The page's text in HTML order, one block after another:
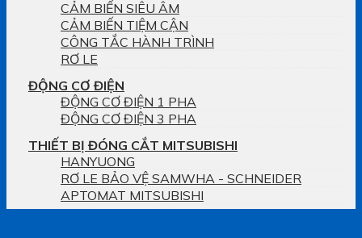
CẢM BIẾN SIÊU ÂM
CẢM BIẾN TIỆM CẬN
CÔNG TẮC HÀNH TRÌNH
RƠ LE
ĐỘNG CƠ ĐIỆN
ĐỘNG CƠ ĐIỆN 1 PHA
ĐỘNG CƠ ĐIỆN 3 PHA
THIẾT BỊ ĐÓNG CẮT MITSUBISHI
HANYUONG
RƠ LE BẢO VỆ SAMWHA - SCHNEIDER
APTOMAT MITSUBISHI